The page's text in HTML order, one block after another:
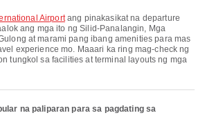
Airportang pinakasikat na departure
ang mga ito ng Silid-Panalangin, Mga
at marami pang ibang amenities para mas
experience mo. Maaari ka ring mag-check ng
tungkol sa facilities at terminal layouts ng mga
na paliparan para sa pagdating sa